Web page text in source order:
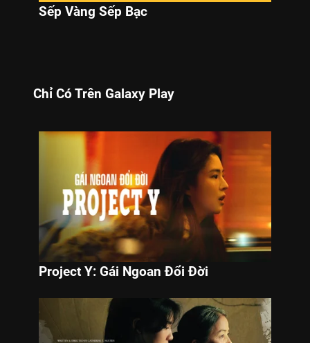
Sếp Vàng Sếp Bạc
Chỉ Có Trên Galaxy Play
Project Y: Gái Ngoan Đổi Đời